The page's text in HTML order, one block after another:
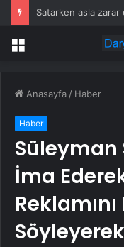
Satarken asla zarar
Menü
Anasayfa / Haber
Haber
Süleyman
İma